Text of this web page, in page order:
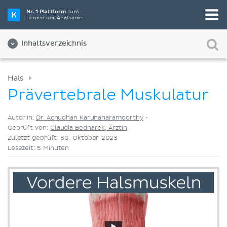
Nr. 1 Plattformzum
Lernen der Anatomie
Inhaltsverzeichnis
Wähle die beste Lernmethode für dich
Videos
Hals
Prävertebrale Muskulatur
Autor:in: Dr. Achudhan Karunaharamoorthy•
Geprüft von:Claudia Bednarek, Ärztin
Zuletzt geprüft: 30. Oktober 2023
Lesezeit: 5 Minuten